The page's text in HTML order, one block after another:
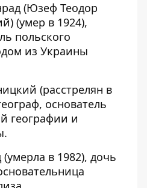
(Юзеф Теодор
(умер в 1924),
польского
из Украины
(расстрелян в
основатель
географии и
в 1982), дочь